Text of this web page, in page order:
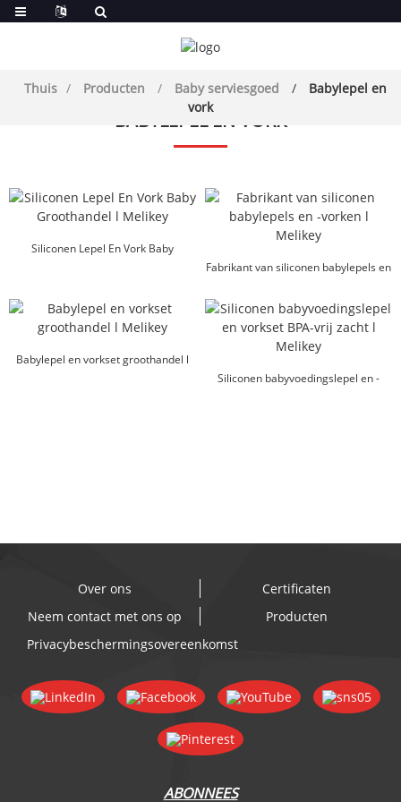
Thuis Producten Baby serviesgoed
Babylepel en
vork
BABYLEPEL EN VORK
Siliconen Lepel En Vork Baby
Fabrikant van siliconen babylepels en
Babylepel en vorkset groothandel l
Siliconen babyvoedingslepel en -
Over ons
Certificaten
Neem contact met ons op
Producten
Privacybeschermingsovereenkomst
ABONNEES